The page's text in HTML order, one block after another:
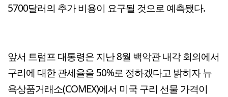
5700달러의 추가 비용이 요구될 것으로 예측됐다.
앞서 트럼프 대통령은 지난 8월 백악관 내각 회의에서
구리에 대한 관세율을 50%로 정하겠다고 밝히자 뉴
욕상품거래소(COMEX)에서 미국 구리 선물 가격이